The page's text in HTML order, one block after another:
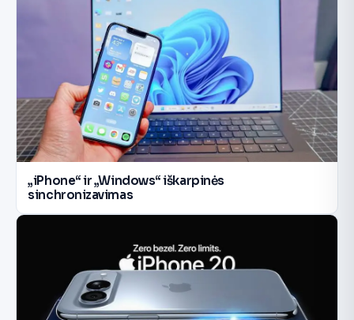
„iPhone“ ir „Windows“ iškarpinės
sinchronizavimas